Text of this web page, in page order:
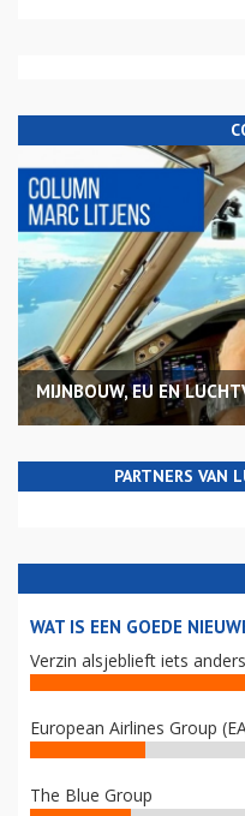
MIJNBOUW, EU EN
PARTNERS VAN
WAT IS EEN GOEDE
Verzin alsjeblieft iets anders
European Airlines Group
The Blue Group